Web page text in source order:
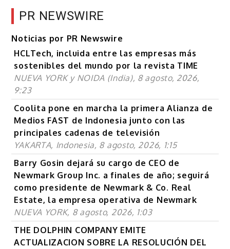
PR NEWSWIRE
Noticias por PR Newswire
HCLTech, incluida entre las empresas más
sostenibles del mundo por la revista TIME
NUEVA YORK y NOIDA (India), 8 agosto, 2026,
9:23
Coolita pone en marcha la primera Alianza de
Medios FAST de Indonesia junto con las
principales cadenas de televisión
YAKARTA, Indonesia, 8 agosto, 2026, 1:15
Barry Gosin dejará su cargo de CEO de
Newmark Group Inc. a finales de año; seguirá
como presidente de Newmark & Co. Real
Estate, la empresa operativa de Newmark
NUEVA YORK, 8 agosto, 2026, 1:03
THE DOLPHIN COMPANY EMITE
ACTUALIZACION SOBRE LA RESOLUCIÓN DEL